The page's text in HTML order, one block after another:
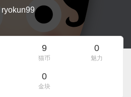
ryokun99
9
猫币
0
魅力
0
金块